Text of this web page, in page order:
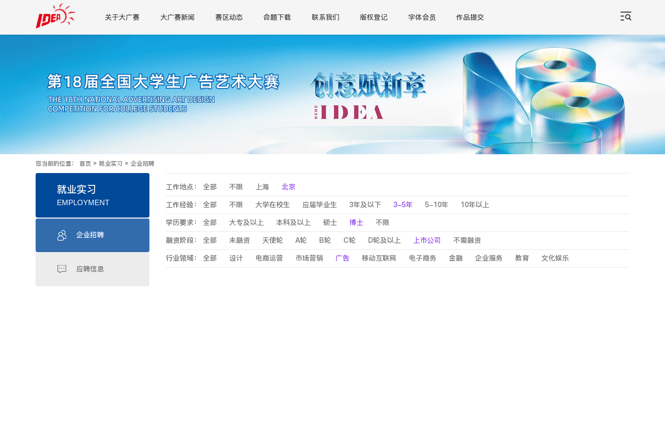
关于大广赛 大广赛新闻 赛区动态 命题下载 联系我们 版权登记 字体会员 作品提交
您当前的位置： 首页 » 就业实习 » 企业招聘
就业实习
EMPLOYMENT
企业招聘
应聘信息
工作地点： 全部 不限 上海 北京
工作经验： 全部 不限 大学在校生 应届毕业生 3年及以下 3-5年 5-10年 10年以上
学历要求： 全部 大专及以上 本科及以上 硕士 博士 不限
融资阶段： 全部 未融资 天使轮 A轮 B轮 C轮 D轮及以上 上市公司 不需融资
行业领域： 全部 设计 电商运营 市场营销 广告 移动互联网 电子商务 金融 企业服务 教育 文化娱乐